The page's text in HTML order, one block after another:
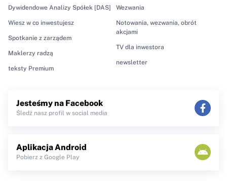
Dywidendowe Analizy Spółek [DAS]
Wiesz w co inwestujesz
Spotkanie z zarządem
Maklerzy radzą
teksty Premium
Wezwania
Notowania, wezwania, obrót
akcjami
TV dla inwestora
newsletter
Jesteśmy na Facebook
Śledź nasz profil w social media
Aplikacja Android
Pobierz z Google Play